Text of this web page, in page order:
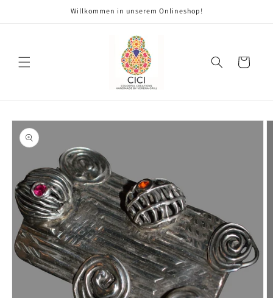
Willkommen in unserem Onlineshop!
Warenkorb